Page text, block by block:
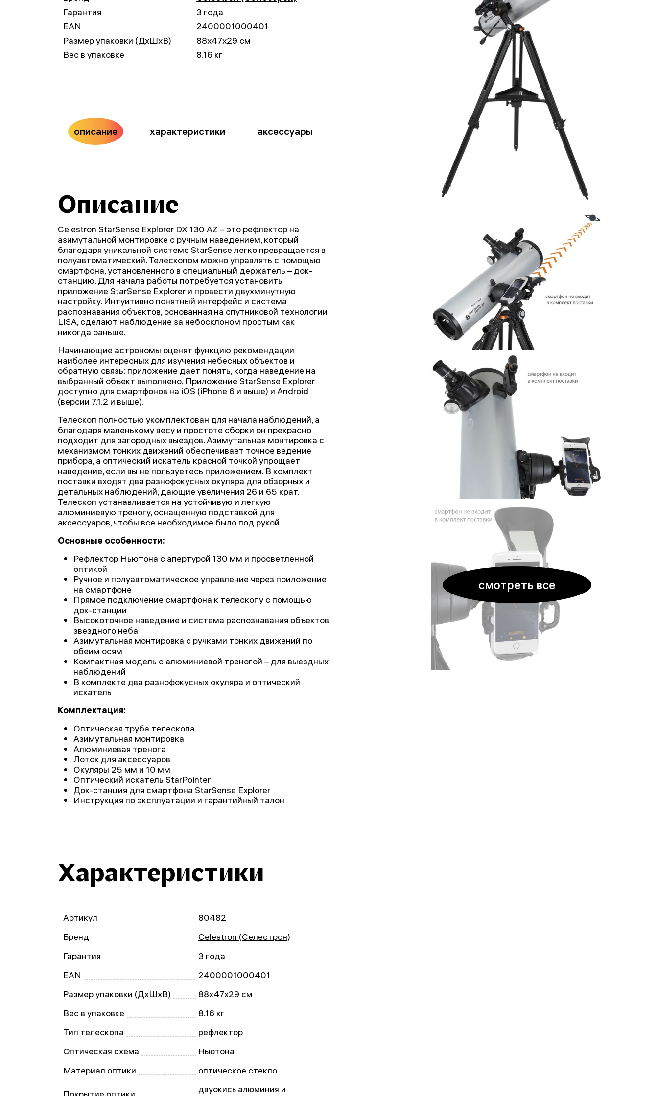
смотреть все
Гарантия
3 года
EAN
2400001000401
Размер упаковки (ДxШxВ)
88x47x29 см
Вес в упаковке
8.16 кг
описание характеристики аксессуары
Описание
Celestron StarSense Explorer DX 130 AZ – это рефлектор на
азимутальной монтировке с ручным наведением, который
благодаря уникальной системе StarSense легко превращается в
полуавтоматический. Телескопом можно управлять с помощью
смартфона, установленного в специальный держатель – док-
станцию. Для начала работы потребуется установить
приложение StarSense Explorer и провести двухминутную
настройку. Интуитивно понятный интерфейс и система
распознавания объектов, основанная на спутниковой технологии
LISA, сделают наблюдение за небосклоном простым как
никогда раньше.
Начинающие астрономы оценят функцию рекомендации
наиболее интересных для изучения небесных объектов и
обратную связь: приложение дает понять, когда наведение на
выбранный объект выполнено. Приложение StarSense Explorer
доступно для смартфонов на iOS (iPhone 6 и выше) и Android
(версии 7.1.2 и выше).
Телескоп полностью укомплектован для начала наблюдений, а
благодаря маленькому весу и простоте сборки он прекрасно
подходит для загородных выездов. Азимутальная монтировка с
механизмом тонких движений обеспечивает точное ведение
прибора, а оптический искатель красной точкой упрощает
наведение, если вы не пользуетесь приложением. В комплект
поставки входят два разнофокусных окуляра для обзорных и
детальных наблюдений, дающие увеличения 26 и 65 крат.
Телескоп устанавливается на устойчивую и легкую
алюминиевую треногу, оснащенную подставкой для
аксессуаров, чтобы все необходимое было под рукой.
Основные особенности:
Рефлектор Ньютона с апертурой 130 мм и просветленной
оптикой
Ручное и полуавтоматическое управление через приложение
на смартфоне
Прямое подключение смартфона к телескопу с помощью
док-станции
Высокоточное наведение и система распознавания объектов
звездного неба
Азимутальная монтировка с ручками тонких движений по
обеим осям
Компактная модель с алюминиевой треногой – для выездных
наблюдений
В комплекте два разнофокусных окуляра и оптический
искатель
Комплектация:
Оптическая труба телескопа
Азимутальная монтировка
Алюминиевая тренога
Лоток для аксессуаров
Окуляры 25 мм и 10 мм
Оптический искатель StarPointer
Док-станция для смартфона StarSense Explorer
Инструкция по эксплуатации и гарантийный талон
Характеристики
Артикул
80482
Бренд
Celestron (Селестрон)
Гарантия
3 года
EAN
2400001000401
Размер упаковки (ДxШxВ)
88x47x29 см
Вес в упаковке
8.16 кг
Тип телескопа
рефлектор
Оптическая схема
Ньютона
Материал оптики
оптическое стекло
Покрытие оптики
двуокись алюминия и